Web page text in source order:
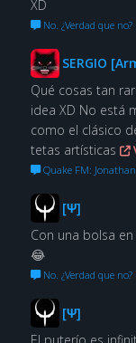
XD
No. ¿Verdad que no?·
SERGIO
Qué cosas tan
idea XD No está
como el clásico
tetas artísticas
Quake FM:
[Ψ]
Con una bolsa
😂
No. ¿Verdad que no?·
[Ψ]
El puterío es